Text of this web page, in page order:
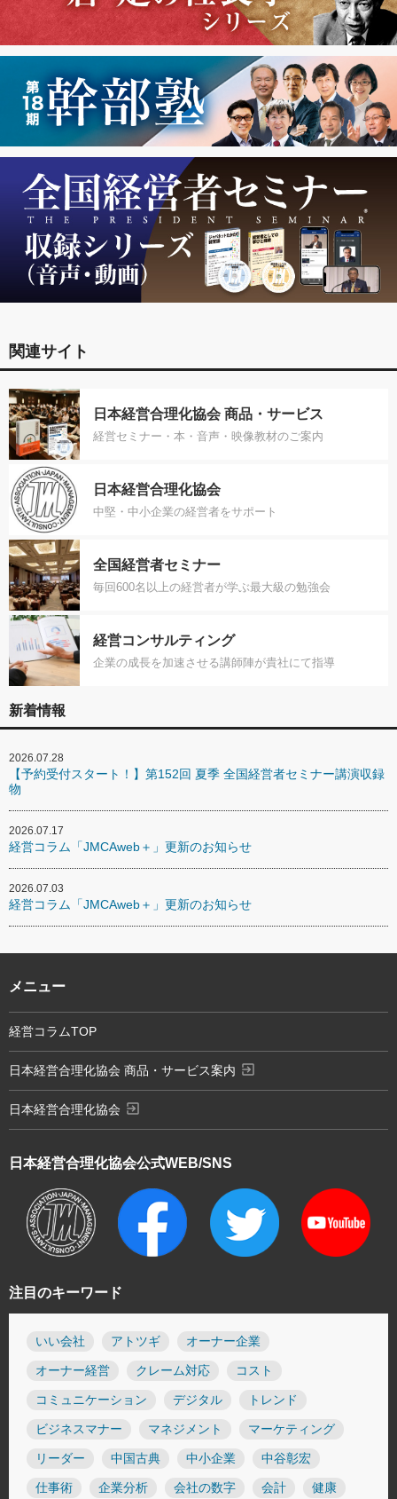
関連サイト
日本経営合理化協会 商品・サービス
経営セミナー・本・音声・映像教材のご案内
日本経営合理化協会
中堅・中小企業の経営者をサポート
全国経営者セミナー
毎回600名以上の経営者が学ぶ最大級の勉強会
経営コンサルティング
企業の成長を加速させる講師陣が貴社にて指導
新着情報
2026.07.28
【予約受付スタート！】第152回 夏季 全国経営者セミナー講演収録
物
2026.07.17
経営コラム「JMCAweb＋」更新のお知らせ
2026.07.03
経営コラム「JMCAweb＋」更新のお知らせ
注目のキーワード
いい会社 アトツギ オーナー企業
オーナー経営 クレーム対応 コスト
コミュニケーション デジタル トレンド
ビジネスマナー マネジメント マーケティング
リーダー 中国古典 中小企業 中谷彰宏
仕事術 企業分析 会社の数字 会計 健康
日本経営合理化協会公式WEB/SNS
メニュー
経営コラムTOP
日本経営合理化協会 商品・サービス案内 exit_to_app
日本経営合理化協会 exit_to_app